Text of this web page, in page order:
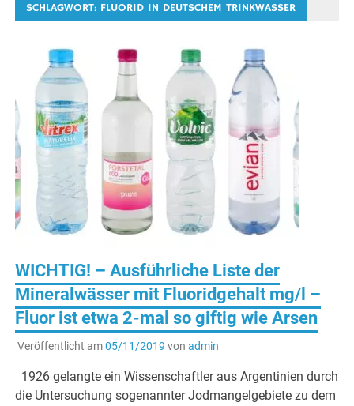
SCHLAGWORT: FLUORID IN DEUTSCHEM TRINKWASSER
WICHTIG! – Ausführliche Liste der
Mineralwässer mit Fluoridgehalt mg/l –
Fluor ist etwa 2-mal so giftig wie Arsen
Veröffentlicht am05/11/2019 von admin
1926 gelangte ein Wissenschaftler aus Argentinien durch
die Untersuchung sogenannter Jodmangelgebiete zu dem